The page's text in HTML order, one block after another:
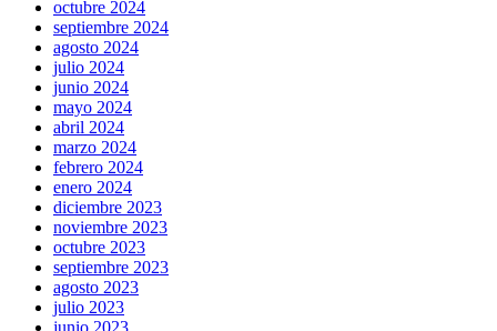
octubre 2024
septiembre 2024
agosto 2024
julio 2024
junio 2024
mayo 2024
abril 2024
marzo 2024
febrero 2024
enero 2024
diciembre 2023
noviembre 2023
octubre 2023
septiembre 2023
agosto 2023
julio 2023